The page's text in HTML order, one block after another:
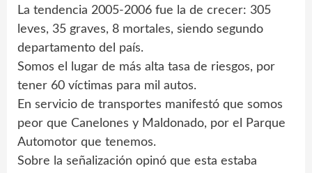
La tendencia 2005-2006 fue la de crecer: 305
leves, 35 graves, 8 mortales, siendo segundo
departamento del país.
Somos el lugar de más alta tasa de riesgos, por
tener 60 víctimas para mil autos.
En servicio de transportes manifestó que somos
peor que Canelones y Maldonado, por el Parque
Automotor que tenemos.
Sobre la señalización opinó que esta estaba